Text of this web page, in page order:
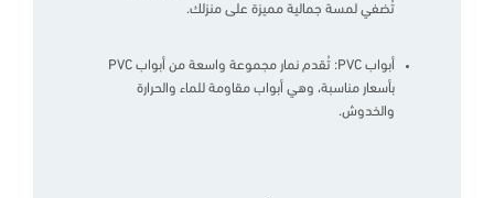
تُضفي لمسة جمالية مميزة على منزلك.
أبواب PVC: تُقدم نمار مجموعة واسعة من أبواب PVC
بأسعار مناسبة، وهي أبواب مقاومة للماء والحرارة
والخدوش.